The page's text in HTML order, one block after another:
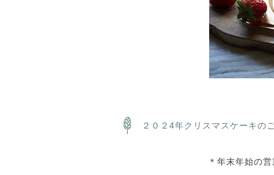
２０２4年クリスマスケーキの
＊年末年始の